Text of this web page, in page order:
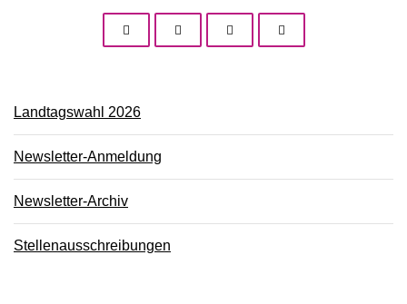
Landtagswahl 2026
Newsletter-Anmeldung
Newsletter-Archiv
Stellenausschreibungen